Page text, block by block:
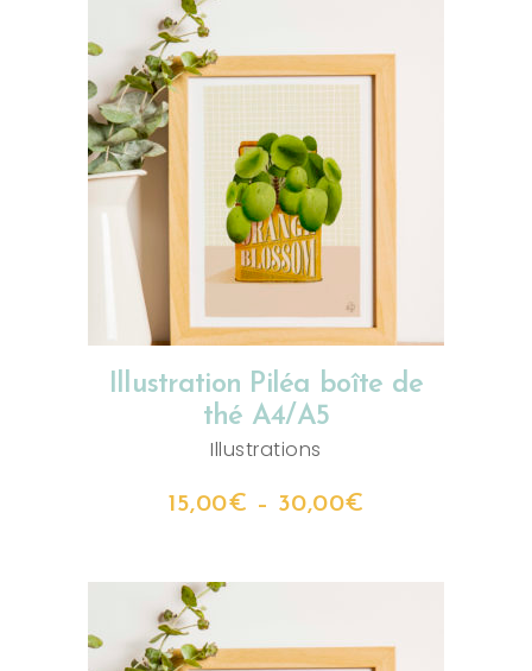
CHOIX DES OPTIONS
Illustration Piléa boîte de
thé A4/A5
Illustrations
15,00€ – 30,00€